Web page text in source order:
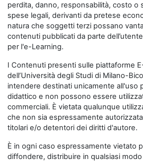
perdita, danno, responsabilità, costo o
spese legali, derivanti da pretese
natura che soggetti terzi possano
contenuti pubblicati da parte
per l'e-Learning.
I Contenuti presenti sulle piattaforme
dell’Università degli Studi di Milano-
intendere destinati unicamente all'uso
didattico e non possono essere
commerciali. È vietata qualunque
che non sia espressamente
titolari e/o detentori dei diritti d'autore.
È in ogni caso espressamente vietato
diffondere, distribuire in qualsiasi